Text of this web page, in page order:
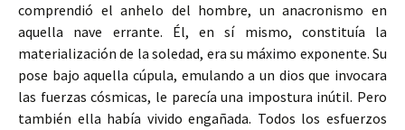
comprendió el anhelo del hombre, un anacronismo en
aquella nave errante. Él, en sí mismo, constituía la
materialización de la soledad, era su máximo exponente. Su
pose bajo aquella cúpula, emulando a un dios que invocara
las fuerzas cósmicas, le parecía una impostura inútil. Pero
también ella había vivido engañada. Todos los esfuerzos